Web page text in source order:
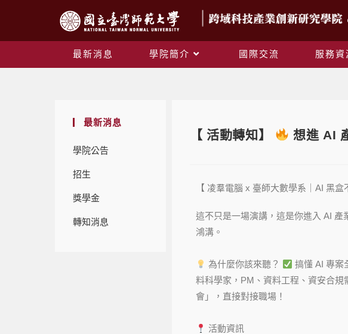
最新消息 學院簡介 國際交流 服務資
最新消息
學院公告
招生
獎學金
轉知消息
【 活動轉知】 想進 AI
【 凌羣電腦 x 臺師大數學系｜AI 黑盒
這不只是一場演講，這是你進入 AI
鴻溝。
為什麼你該來聽？ 搞懂 AI 專案
料科學家，PM、資料工程、資安合規
會」，直接對接職場！
活動資訊